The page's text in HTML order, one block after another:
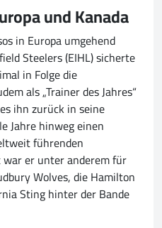
und Kanada
in Europa umgehend
Steelers (EIHL) sicherte
in Folge die
als „Trainer des Jahres“
ihn zurück in seine
Jahre hinweg einen
führenden
er unter anderem für
Wolves, die Hamilton
Sting hinter der Bande